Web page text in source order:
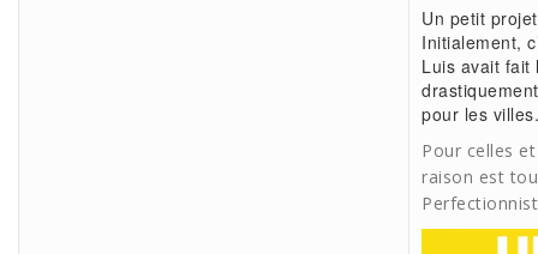
Un petit
Initialement,
Luis avait fait
pour les
Pour celles
raison est